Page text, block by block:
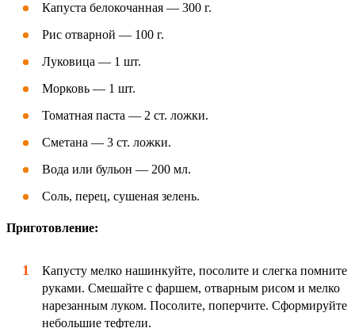
Капуста белокочанная — 300 г.
Рис отварной — 100 г.
Луковица — 1 шт.
Морковь — 1 шт.
Томатная паста — 2 ст. ложки.
Сметана — 3 ст. ложки.
Вода или бульон — 200 мл.
Соль, перец, сушеная зелень.
Приготовление:
Капусту мелко нашинкуйте, посолите и слегка помните
руками. Смешайте с фаршем, отварным рисом и мелко
нарезанным луком. Посолите, поперчите. Сформируйте
небольшие тефтели.